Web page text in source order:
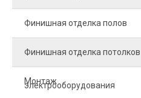
Финишная отделка полов
Финишная отделка потолков
Монтаж
электрооборудования